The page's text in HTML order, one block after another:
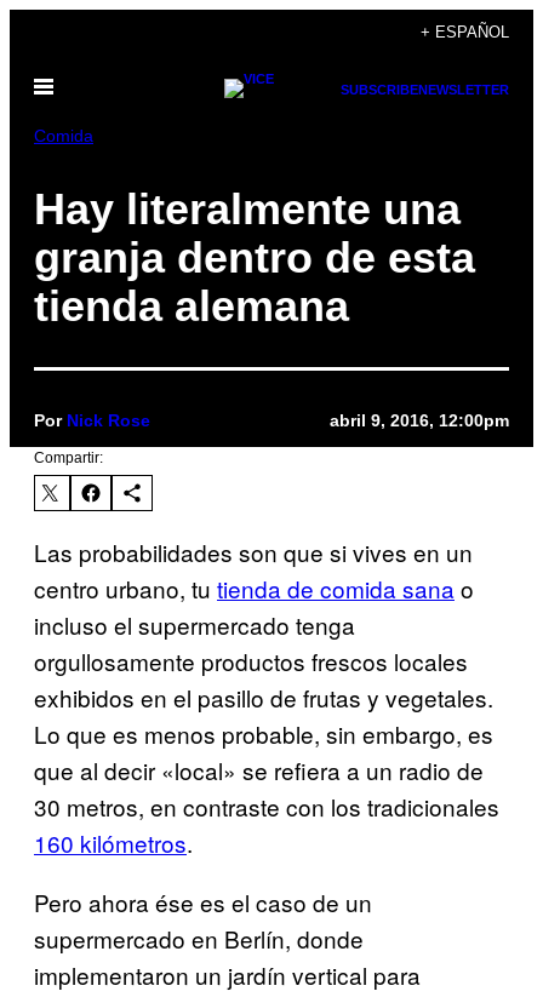
contenido
+ ESPAÑOL
Abrir
SUBSCRIBENEWSLETTER
Comida
Hay literalmente una
granja dentro de esta
tienda alemana
Por Nick Rose abril 9, 2016, 12:00pm
Compartir:
Las probabilidades son que si vives en un
centro urbano, tu tienda de comida sana o
incluso el supermercado tenga
orgullosamente productos frescos locales
exhibidos en el pasillo de frutas y vegetales.
Lo que es menos probable, sin embargo, es
que al decir «local» se refiera a un radio de
30 metros, en contraste con los tradicionales
160 kilómetros.
Pero ahora ése es el caso de un
supermercado en Berlín, donde
implementaron un jardín vertical para